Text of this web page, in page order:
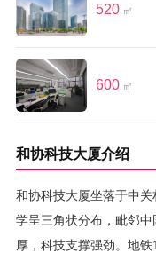
520 ㎡
600 ㎡
和协科技大厦介绍
和协科技大厦坐落于中
学呈三角状分布，毗邻
厚，科技支撑强劲。地